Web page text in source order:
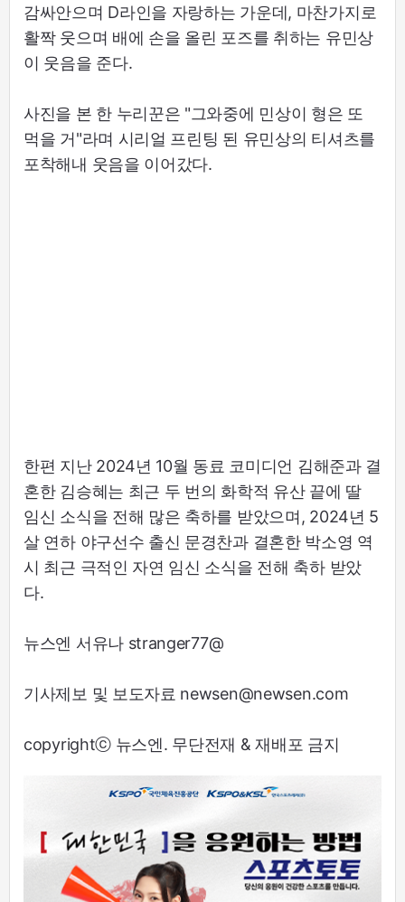
감싸안으며 D라인을 자랑하는 가운데, 마찬가지로
활짝 웃으며 배에 손을 올린 포즈를 취하는 유민상
이 웃음을 준다.
사진을 본 한 누리꾼은 "그와중에 민상이 형은 또
먹을 거"라며 시리얼 프린팅 된 유민상의 티셔츠를
포착해내 웃음을 이어갔다.
한편 지난 2024년 10월 동료 코미디언 김해준과 결
혼한 김승혜는 최근 두 번의 화학적 유산 끝에 딸
임신 소식을 전해 많은 축하를 받았으며, 2024년 5
살 연하 야구선수 출신 문경찬과 결혼한 박소영 역
시 최근 극적인 자연 임신 소식을 전해 축하 받았
다.
뉴스엔 서유나 stranger77@
기사제보 및 보도자료 newsen@newsen.com
copyrightⓒ 뉴스엔. 무단전재 & 재배포 금지